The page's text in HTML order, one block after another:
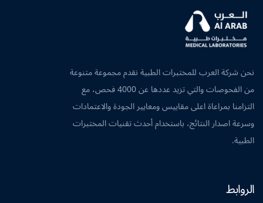
نحن شركة العرب للمختبرات الطبية نقدم مجموعة متنوعة
من الفحوصات والتي تزيد عددها عن 4000 فحص، مع
التزامنا بمراعاة اعلى مقاييس ومعايير الجودة والاعتمادات
وسرعة اصدار النتائج، باستخدام أحدث تقنيات المختبرات
الطبية.
الروابط